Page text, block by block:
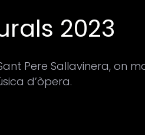
2023
Pere Sallavinera, on
d’òpera.